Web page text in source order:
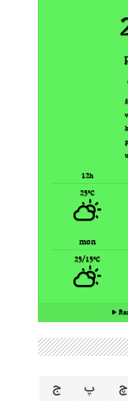
12h
25°C
mon
25/15°C
چ پ ج